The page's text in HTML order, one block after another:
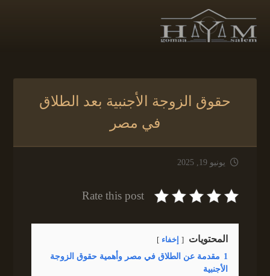
حقوق الزوجة الأجنبية بعد الطلاق
في مصر
يونيو 19, 2025
Rate this post
المحتويات إخفاء
1 مقدمة عن الطلاق في مصر وأهمية حقوق الزوجة
الأجنبية